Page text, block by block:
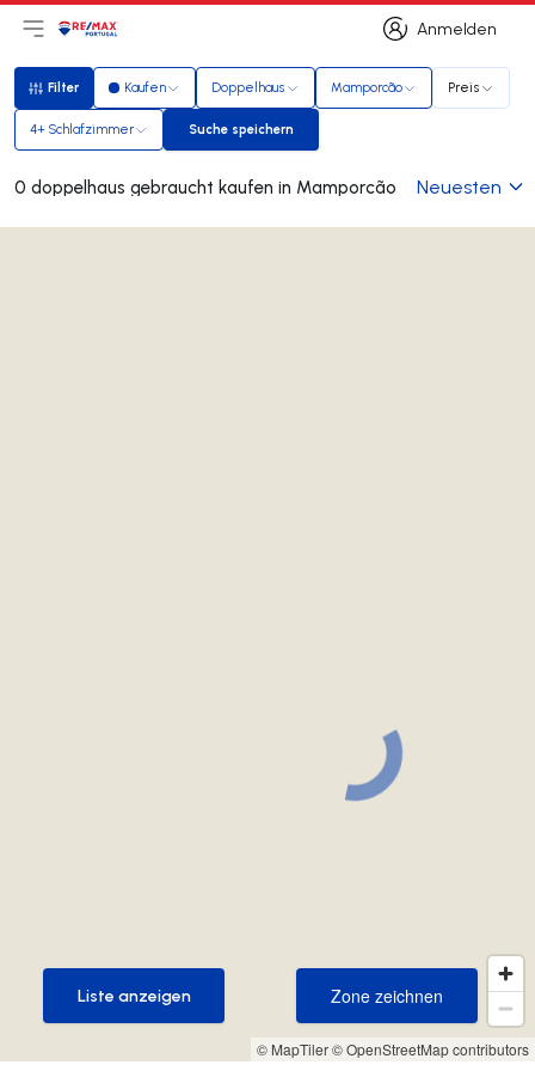
Anmelden
Anmelden
Hauptmenü öffnen
LogoZur Startseite
Filter
Filter Kaufen Doppelhaus Mamporcão Preis
4+ Schlafzimmer Suche speichern
Suche speichern
0 doppelhaus gebraucht kaufen in Mamporcão Neuesten
© MapTiler© OpenStreetMap contributors
Zone zeichnen
Zone zeichnen
Liste anzeigen
Liste anzeigen